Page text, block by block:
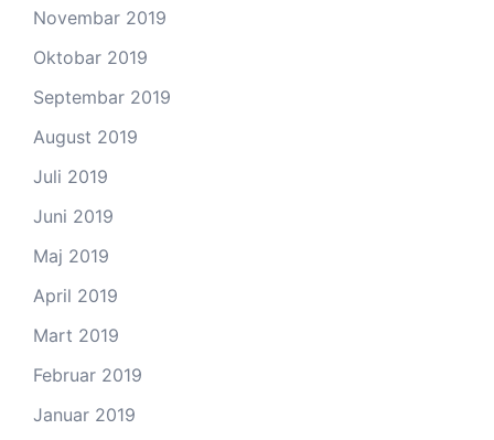
Novembar 2019
Oktobar 2019
Septembar 2019
August 2019
Juli 2019
Juni 2019
Maj 2019
April 2019
Mart 2019
Februar 2019
Januar 2019